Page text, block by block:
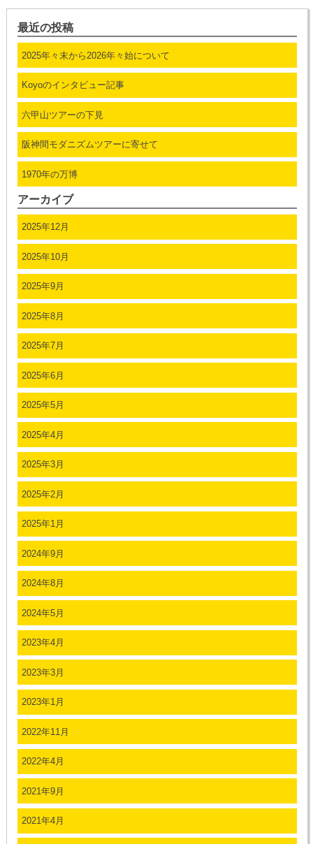
最近の投稿
2025年々末から2026年々始について
Koyoのインタビュー記事
六甲山ツアーの下見
阪神間モダニズムツアーに寄せて
1970年の万博
アーカイブ
2025年12月
2025年10月
2025年9月
2025年8月
2025年7月
2025年6月
2025年5月
2025年4月
2025年3月
2025年2月
2025年1月
2024年9月
2024年8月
2024年5月
2023年4月
2023年3月
2023年1月
2022年11月
2022年4月
2021年9月
2021年4月